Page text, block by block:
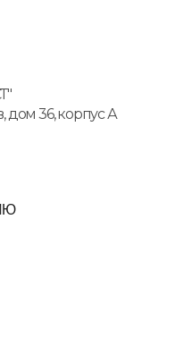
дом 36, корпус А